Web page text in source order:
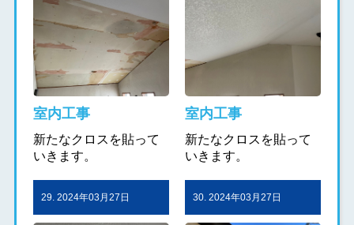
室内工事
新たなクロスを貼って
いきます。
室内工事
新たなクロスを貼って
いきます。
29. 2024年03月27日 30. 2024年03月27日